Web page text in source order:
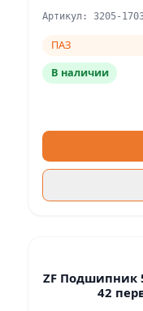
Артикул: 3205-
ПАЗ
В наличии
ZF Подшипник
42